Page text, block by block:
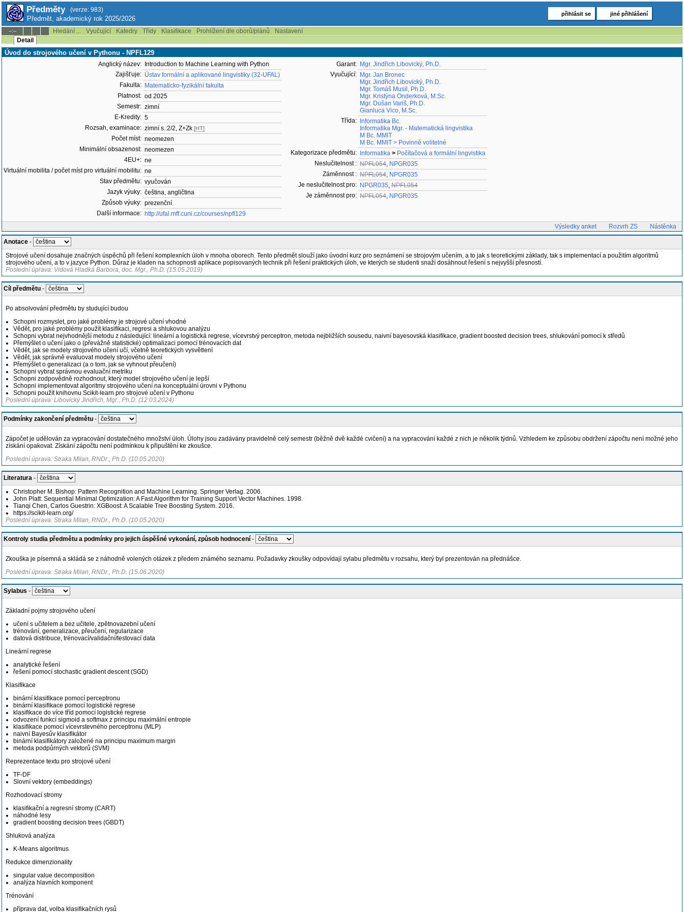
Předměty (verze: 983)
Předmět, akademický rok 2025/2026
přihlásit se jiné přihlášení
--:-- Hledání ... Vyučující Katedry Třídy Klasifikace Prohlížení dle oborů/plánů
Nastavení
Detail
Úvod do strojového učení v Pythonu - NPFL129
Anglický název:
Introduction to Machine Learning with Python
Zajišťuje: Ústav formální a aplikované lingvistiky (32-UFAL)
Fakulta: Matematicko-fyzikální fakulta
Platnost: od 2025
Semestr: zimní
E-Kredity: 5
Rozsah, examinace: zimní s.:2/2, Z+Zk [HT]
Počet míst: neomezen
Minimální obsazenost: neomezen
4EU+: ne
Virtuální mobilita / počet míst pro virtuální mobilitu: ne
Stav předmětu: vyučován
Jazyk výuky: čeština, angličtina
Způsob výuky: prezenční
Další informace: http://ufal.mff.cuni.cz/courses/npfl129
Garant: Mgr. Jindřich Libovický, Ph.D.
Vyučující: Mgr. Jan Bronec
Mgr. Jindřich Libovický, Ph.D.
Mgr. Tomáš Musil, Ph.D.
Mgr. Kristýna Onderková, M.Sc.
Mgr. Dušan Variš, Ph.D.
Gianluca Vico, M.Sc.
Třída:
Informatika Bc.
Informatika Mgr. - Matematická lingvistika
M Bc. MMIT
M Bc. MMIT > Povinně volitelné
Kategorizace předmětu:
Informatika > Počítačová a formální lingvistika
Neslučitelnost : NPFL054, NPGR035
Záměnnost : NPFL054, NPGR035
Je neslučitelnost pro: NPGR035, NPFL054
Je záměnnost pro: NPFL054, NPGR035
Výsledky anket Rozvrh ZS Nástěnka
Anotace -
Strojové učení dosahuje značných úspěchů při řešení komplexních úloh v mnoha oborech. Tento předmět slouží jako úvodní kurz pro seznámení se strojovým učením, a to jak s teoretickými základy, tak s implementací a použitím algoritmů
strojového učení, a to v jazyce Python. Důraz je kladen na schopnosti aplikace popisovaných technik při řešení praktických úloh, ve kterých se studenti snaží dosáhnout řešení s nejvyšší přesností.
Poslední úprava: Vidová Hladká Barbora, doc. Mgr., Ph.D. (15.05.2019)
Cíl předmětu -
Po absolvování předmětu by studující budou
Schopni rozmyslet, pro jaké problémy je strojové učení vhodné
Vědět, pro jaké problémy použít klasifikaci, regresi a shlukovou analýzu
Schopni vybrat nejvhodnější metodu z následující: lineární a logistická regrese, vícevrstvý perceptron, metoda nejbližších sousedu, naivní bayesovská klasifikace, gradient boosted decision trees, shlukování pomocí k středů
Přemýšlet o učení jako o (převážně statistické) optimalizaci pomocí trénovacích dat
Vědět, jak se modely strojového učení učí, včetně teoretických vysvětlení
Vědět, jak správně evaluovat modely strojového učení
Přemýšlet o generalizaci (a o tom, jak se vyhnout přeučení)
Schopni vybrat správnou evaluační metriku
Schopni zodpovědně rozhodnout, který model strojového učení je lepší
Schopni implementovat algoritmy strojového učení na konceptuální úrovni v Pythonu
Schopni použít knihovnu Scikit-learn pro strojové učení v Pythonu
Poslední úprava: Libovický Jindřich, Mgr., Ph.D. (12.03.2024)
Podmínky zakončení předmětu -
Zápočet je udělován za vypracování dostatečného množství úloh. Úlohy jsou zadávány pravidelně celý semestr (běžně dvě každé cvičení) a na vypracování každé z nich je několik týdnů. Vzhledem ke způsobu obdržení zápočtu není možné jeho
získání opakovat. Získání zápočtu není podmínkou k připuštění ke zkoušce.
Poslední úprava: Straka Milan, RNDr., Ph.D. (10.05.2020)
Literatura -
Christopher M. Bishop: Pattern Recognition and Machine Learning. Springer Verlag. 2006.
John Platt: Sequential Minimal Optimization: A Fast Algorithm for Training Support Vector Machines. 1998.
Tianqi Chen, Carlos Guestrin: XGBoost: A Scalable Tree Boosting System. 2016.
https://scikit-learn.org/
Poslední úprava: Straka Milan, RNDr., Ph.D. (10.05.2020)
Kontroly studia předmětu a podmínky pro jejich úspěšné vykonání, způsob hodnocení -
Zkouška je písemná a skládá se z náhodně volených otázek z předem známého seznamu. Požadavky zkoušky odpovídají sylabu předmětu v rozsahu, který byl prezentován na přednášce.
Poslední úprava: Straka Milan, RNDr., Ph.D. (15.06.2020)
Sylabus -
Základní pojmy strojového učení
učení s učitelem a bez učitele, zpětnovazební učení
trénování, generalizace, přeučení, regularizace
datová distribuce, trénovací/validační/testovací data
Lineární regrese
analytické řešení
řešení pomocí stochastic gradient descent (SGD)
Klasifikace
binární klasifikace pomocí perceptronu
binární klasifikace pomocí logistické regrese
klasifikace do více tříd pomocí logistické regrese
odvození funkcí sigmoid a softmax z principu maximální entropie
klasifikace pomocí vícevrstevného perceptronu (MLP)
naivní Bayesův klasifikátor
binární klasifikátory založené na principu maximum margin
metoda podpůrných vektorů (SVM)
Reprezentace textu pro strojové učení
TF-DF
Slovní vektory (embeddings)
Rozhodovací stromy
klasifikační a regresní stromy (CART)
náhodné lesy
gradient boosting decision trees (GBDT)
Shluková analýza
K-Means algoritmus
Redukce dimenzionality
singular value decomposition
analýza hlavních komponent
Trénování
příprava dat, volba klasifikačních rysů